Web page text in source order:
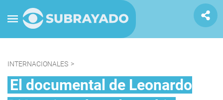
INTERNACIONALES >
El documental de Leonardo